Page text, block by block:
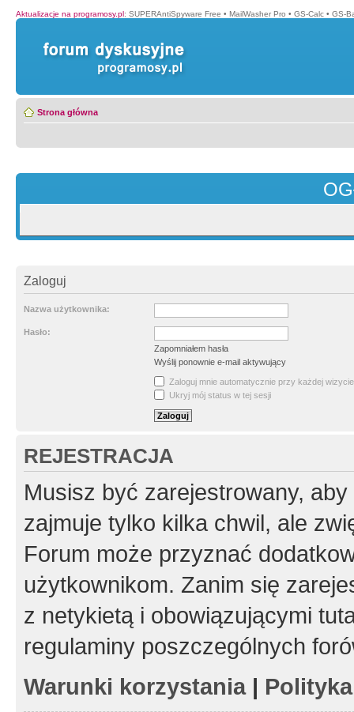
Aktualizacje na programosy.pl: SUPERAntiSpyware Free • MailWasher Pro • GS-Calc • GS-
Strona główna
Zaloguj
Nazwa użytkownika:
Hasło:
Zapomniałem hasła
Wyślij ponownie e-mail aktywujący
Zaloguj mnie automatycznie przy każdej wizycie
Ukryj mój status w tej sesji
REJESTRACJA
Musisz być zarejestrowany,
zajmuje tylko kilka chwil, ale
Forum może przyznać
użytkownikom. Zanim się
z netykietą i obowiązującymi
regulaminy poszczególnych
Warunki korzystania|